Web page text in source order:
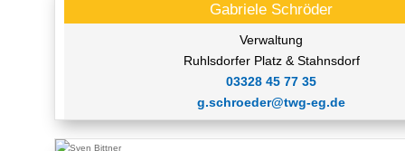
Gabriele Schröder
Verwaltung
Ruhlsdorfer Platz & Stahnsdorf
03328 45 77 35
g.schroeder@twg-eg.de